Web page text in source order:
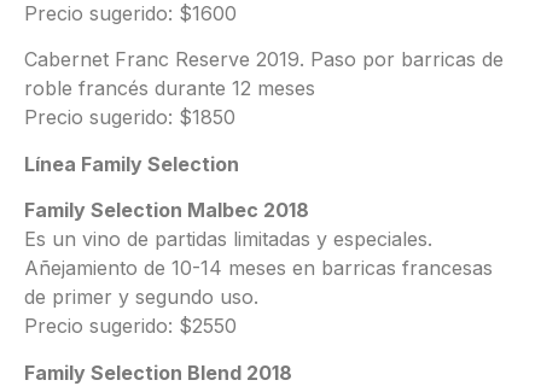
Precio sugerido: $1600
Cabernet Franc Reserve 2019. Paso por barricas de
roble francés durante 12 meses
Precio sugerido: $1850
Línea Family Selection
Family Selection Malbec 2018
Es un vino de partidas limitadas y especiales.
Añejamiento de 10-14 meses en barricas francesas
de primer y segundo uso.
Precio sugerido: $2550
Family Selection Blend 2018